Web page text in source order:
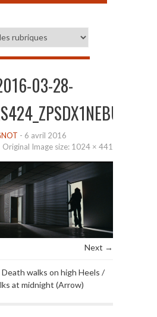
03-28-
- 6 avril 2016
Original Image size: 1024 × 441
Next →
Death walks on high Heels /
at midnight (Arrow)